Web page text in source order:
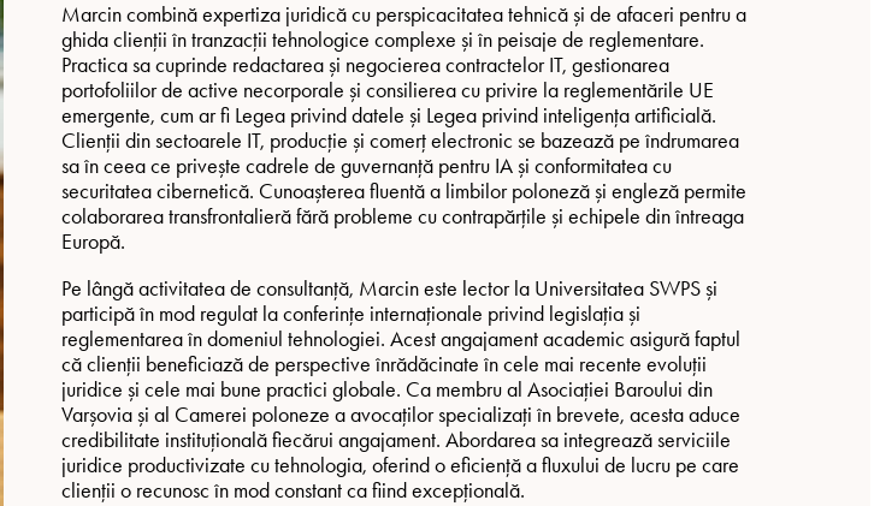
Marcin combină expertiza juridică cu perspicacitatea tehnică și de afaceri pentru a
ghida clienții în tranzacții tehnologice complexe și în peisaje de reglementare.
Practica sa cuprinde redactarea și negocierea contractelor IT, gestionarea
portofoliilor de active necorporale și consilierea cu privire la reglementările UE
emergente, cum ar fi Legea privind datele și Legea privind inteligența artificială.
Clienții din sectoarele IT, producție și comerț electronic se bazează pe îndrumarea
sa în ceea ce privește cadrele de guvernanță pentru IA și conformitatea cu
securitatea cibernetică. Cunoașterea fluentă a limbilor poloneză și engleză permite
colaborarea transfrontalieră fără probleme cu contrapărțile și echipele din întreaga
Europă.
Pe lângă activitatea de consultanță, Marcin este lector la Universitatea SWPS și
participă în mod regulat la conferințe internaționale privind legislația și
reglementarea în domeniul tehnologiei. Acest angajament academic asigură faptul
că clienții beneficiază de perspective înrădăcinate în cele mai recente evoluții
juridice și cele mai bune practici globale. Ca membru al Asociației Baroului din
Varșovia și al Camerei poloneze a avocaților specializați în brevete, acesta aduce
credibilitate instituțională fiecărui angajament. Abordarea sa integrează serviciile
juridice productivizate cu tehnologia, oferind o eficiență a fluxului de lucru pe care
clienții o recunosc în mod constant ca fiind excepțională.